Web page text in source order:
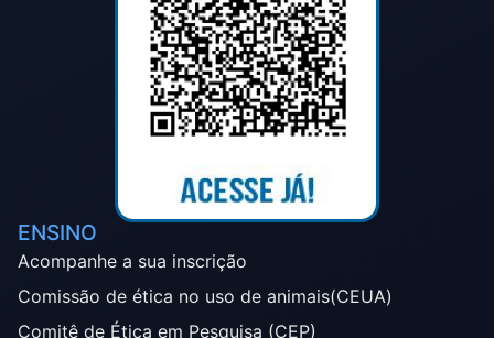
ENSINO
Acompanhe a sua inscrição
Comissão de ética no uso de animais(CEUA)
Comitê de Ética em Pesquisa (CEP)